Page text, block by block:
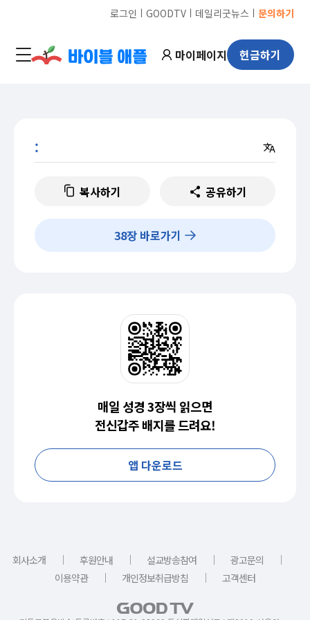
로그인 ㅣ GOODTVㅣ 데일리굿뉴스 ㅣ 문의하기
마이페이지 헌금하기
:
복사하기 공유하기
38장 바로가기
매일 성경 3장씩 읽으면
전신갑주 배지를 드려요!
앱 다운로드
회사소개 ｜ 후원안내 ｜ 설교방송참여 ｜ 광고문의
｜
이용약관
｜ 개인정보취급방침 ｜ 고객센터